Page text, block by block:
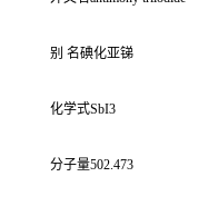
别 名碘化亚锑
化学式SbI3
分子量502.473